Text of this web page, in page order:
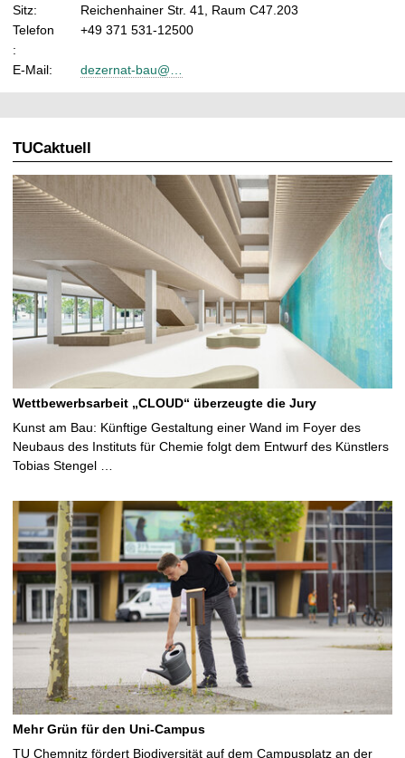
Sitz:
Reichenhainer Str. 41, Raum C47.203
Telefon
:
+49 371 531-12500
E-Mail: dezernat-bau@…
TUCaktuell
Wettbewerbsarbeit „CLOUD“ überzeugte die Jury
Kunst am Bau: Künftige Gestaltung einer Wand im Foyer des
Neubaus des Instituts für Chemie folgt dem Entwurf des Künstlers
Tobias Stengel …
Mehr Grün für den Uni-Campus
TU Chemnitz fördert Biodiversität auf dem Campusplatz an der